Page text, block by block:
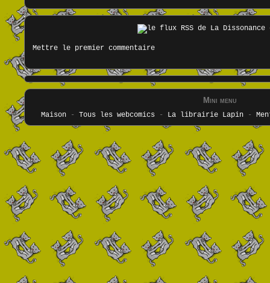
Mettre le premier commentaire
Mini menu
Maison- Tous les webcomics - La librairie Lapin-